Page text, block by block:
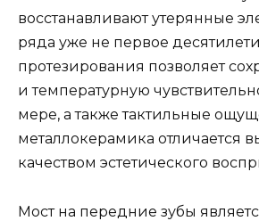
восстанавливают утерянные
ряда уже не первое
протезирования позволяет
и температурную
мере, а также тактильные
металлокерамика отличается
качеством эстетического
Мост на передние зубы